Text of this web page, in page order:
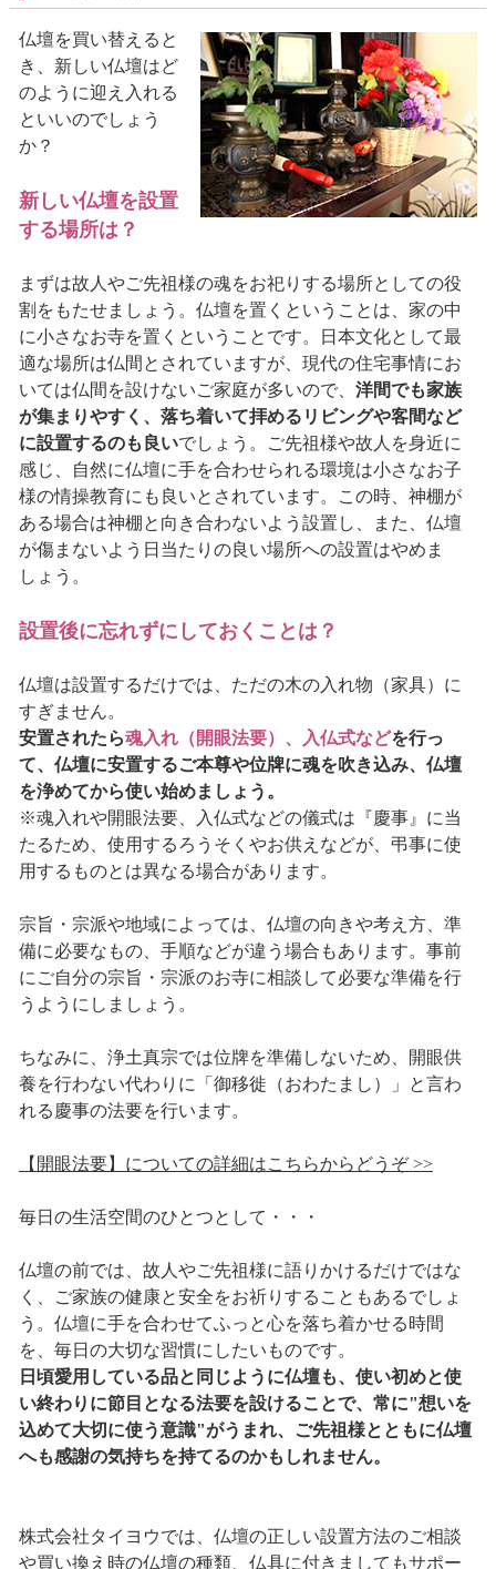
仏壇を買い替えると
き、新しい仏壇はど
のように迎え入れる
といいのでしょう
か？
新しい仏壇を設置
する場所は？
まずは故人やご先祖様の魂をお祀りする場所としての役
割をもたせましょう。仏壇を置くということは、家の中
に小さなお寺を置くということです。日本文化として最
適な場所は仏間とされていますが、現代の住宅事情にお
いては仏間を設けないご家庭が多いので、 洋間でも家族
が集まりやすく、落ち着いて拝めるリビングや客間など
に設置するのも良いでしょう。ご先祖様や故人を身近に
感じ、自然に仏壇に手を合わせられる環境は小さなお子
様の情操教育にも良いとされています。この時、神棚が
ある場合は神棚と向き合わないよう設置し、また、仏壇
が傷まないよう日当たりの良い場所への設置はやめま
しょう。
設置後に忘れずにしておくことは？
仏壇は設置するだけでは、ただの木の入れ物（家具）に
すぎません。
安置されたら魂入れ（開眼法要）、入仏式などを行っ
て、仏壇に安置するご本尊や位牌に魂を吹き込み、仏壇
を浄めてから使い始めましょう。
※魂入れや開眼法要、入仏式などの儀式は『慶事』に当
たるため、使用するろうそくやお供えなどが、弔事に使
用するものとは異なる場合があります。
宗旨・宗派や地域によっては、仏壇の向きや考え方、準
備に必要なもの、手順などが違う場合もあります。事前
にご自分の宗旨・宗派のお寺に相談して必要な準備を行
うようにしましょう。
ちなみに、浄土真宗では位牌を準備しないため、開眼供
養を行わない代わりに「御移徙（おわたまし）」と言わ
れる慶事の法要を行います。
【開眼法要】についての詳細はこちらからどうぞ >>
毎日の生活空間のひとつとして・・・
仏壇の前では、故人やご先祖様に語りかけるだけではな
く、ご家族の健康と安全をお祈りすることもあるでしょ
う。仏壇に手を合わせてふっと心を落ち着かせる時間
を、毎日の大切な習慣にしたいものです。
日頃愛用している品と同じように仏壇も、使い初めと使
い終わりに節目となる法要を設けることで、常に"想いを
込めて大切に使う意識"がうまれ、ご先祖様とともに仏壇
へも感謝の気持ちを持てるのかもしれません。
株式会社タイヨウでは、仏壇の正しい設置方法のご相談
や買い換え時の仏壇の種類、仏具に付きましてもサポー